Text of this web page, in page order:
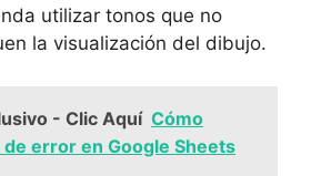
utilizar tonos que no
la visualización‍ del dibujo.
- Clic Aquí Cómo
error en Google Sheets